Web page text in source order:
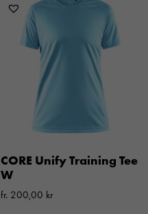
CORE Unify Training Tee
W
fr. 200,00 kr